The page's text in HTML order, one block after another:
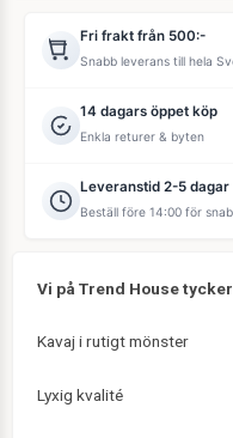
Fri frakt från 500:-
Snabb leverans till hela
14 dagars öppet köp
Enkla returer & byten
Leveranstid 2-5 dagar
Beställ före 14:00 för
Vi på Trend House
Kavaj i rutigt mönster
Lyxig kvalité